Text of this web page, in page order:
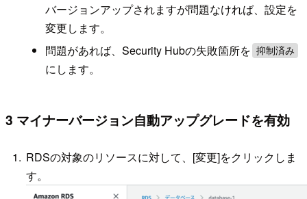
バージョンアップされますが問題なければ、設定を
変更します。
問題があれば、Security Hubの失敗箇所を 抑制済み
にします。
3 マイナーバージョン自動アップグレードを有効
RDSの対象のリソースに対して、[変更]をクリックしま
す。